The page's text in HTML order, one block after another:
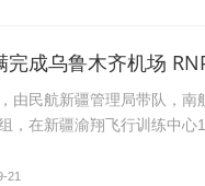
完成乌鲁木齐机场
由民航新疆管理局带队，
，在新疆渝翔飞行训练中心
21